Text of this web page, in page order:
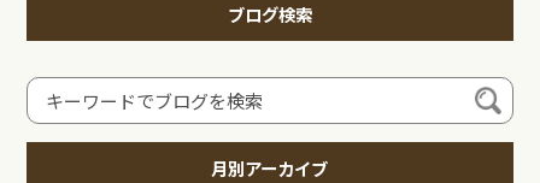
ブログ検索
月別アーカイブ